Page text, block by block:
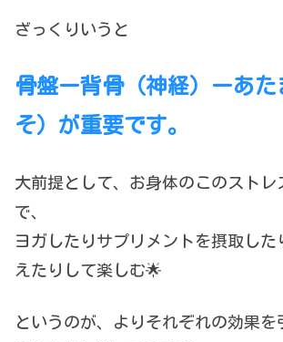
ざっくりいうと
骨盤ー背骨（神経）ーあた
そ）が重要です。
大前提として、お身体のこのストレ
で、
ヨガしたりサプリメントを摂取した
えたりして楽しむ🌟
というのが、よりそれぞれの効果を